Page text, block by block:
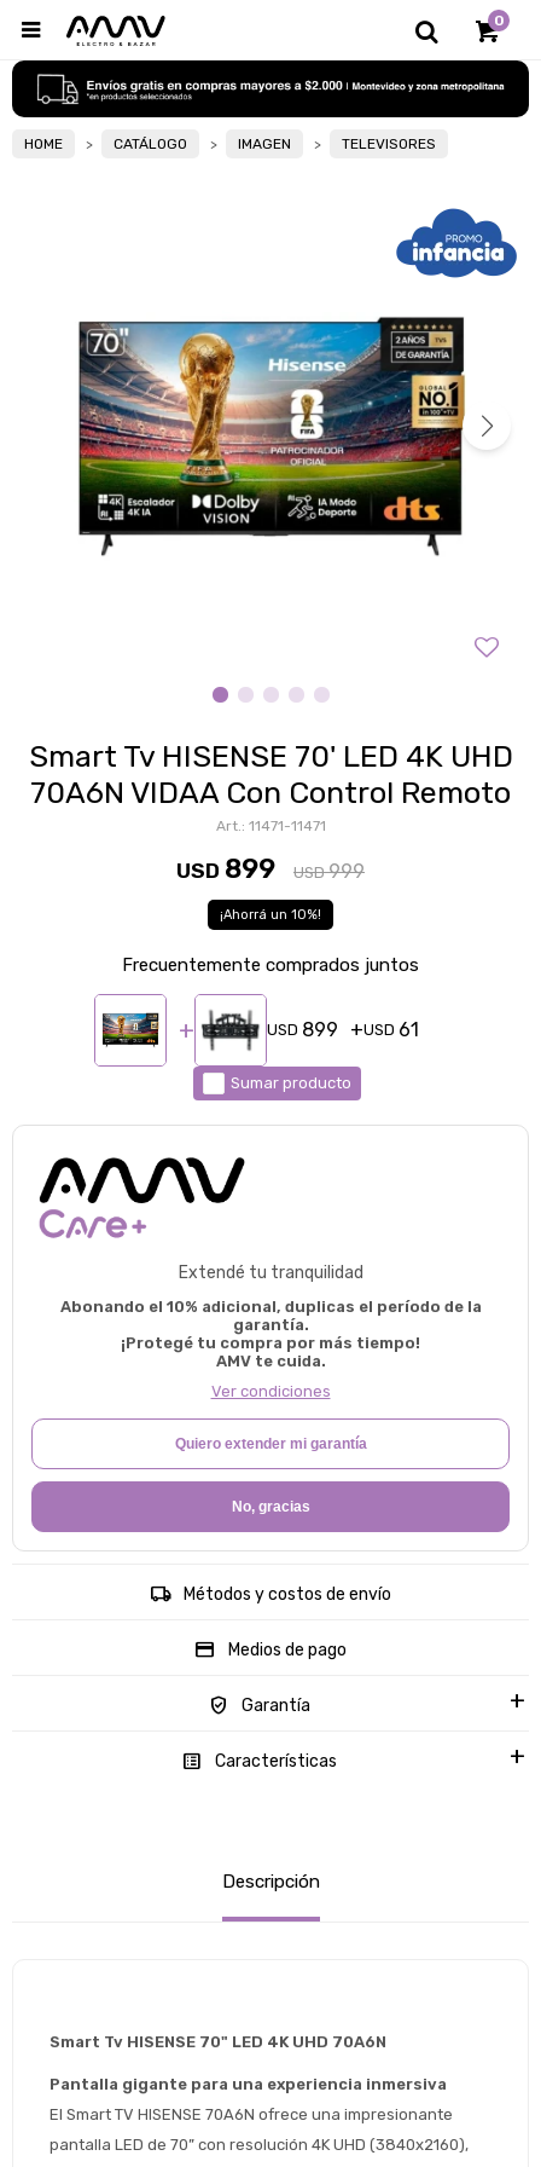
0

HOME CATÁLOGO IMAGEN TELEVISORES
Smart Tv HISENSE 70' LED 4K UHD
70A6N VIDAA Con Control Remoto
11471-11471
USD 899 USD 999
10
Frecuentemente comprados juntos
USD 899 USD 61
Sumar producto
Extendé tu tranquilidad
Abonando el 10% adicional, duplicas el período de la
garantía.
¡Protegé tu compra por más tiempo!
AMV te cuida.
Ver condiciones
Quiero extender mi garantía
No, gracias
Métodos y costos de envío
Medios de pago
Garantía
Características
Descripción
Smart Tv HISENSE 70" LED 4K UHD 70A6N
Pantalla gigante para una experiencia inmersiva
El Smart TV HISENSE 70A6N ofrece una impresionante
pantalla LED de 70” con resolución 4K UHD (3840x2160),